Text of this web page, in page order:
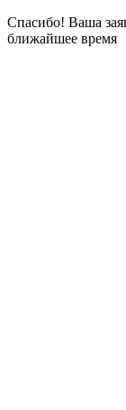
Спасибо! Ваша
ближайшее время